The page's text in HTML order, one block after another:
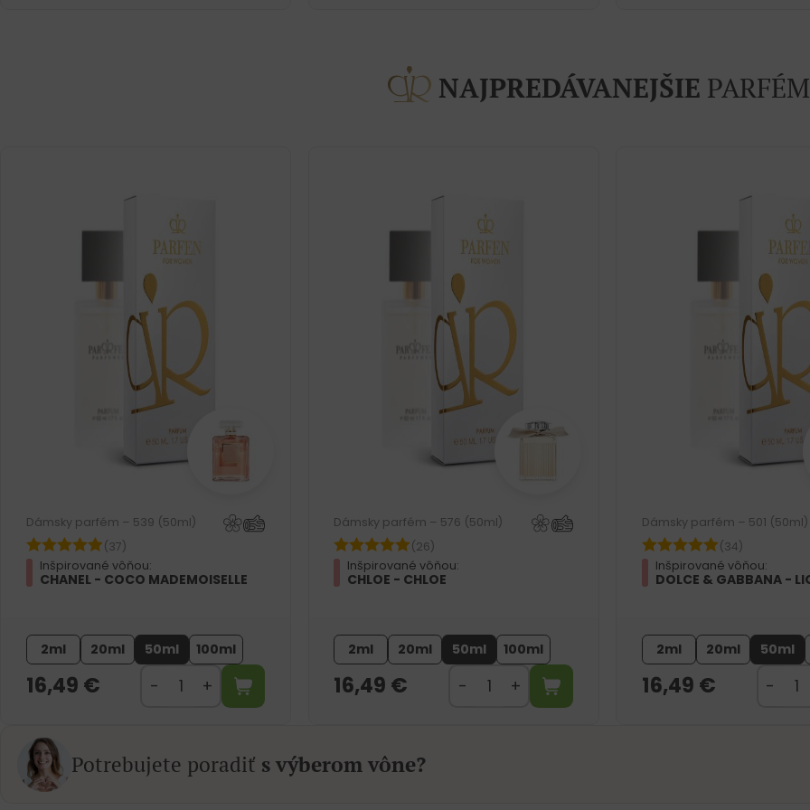
NAJPREDÁVANEJŠIE
Dámsky parfém – 539 (50ml)
(37)
Inšpirované vôňou:
CHANEL - COCO MADEMOISELLE
2ml 20ml 50ml 100ml
16,49 €
Dámsky parfém – 576 (50ml)
(26)
Inšpirované vôňou:
CHLOE - CHLOE
2ml 20ml 50ml 100ml
16,49 €
Dámsky parfém – 501 (50ml)
(34)
Inšpirované vôňou:
DOLCE & GABBANA -
2ml 20ml 50ml
16,49 €
Potrebujete poradiť s výberom vône?